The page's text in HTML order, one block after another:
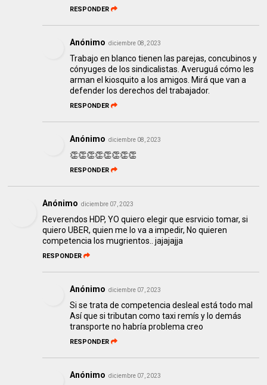
RESPONDER
Anónimo diciembre 08, 2023
Trabajo en blanco tienen las parejas, concubinos y
cónyuges de los sindicalistas. Averuguá cómo les
arman el kiosquito a los amigos. Mirá que van a
defender los derechos del trabajador.
RESPONDER
Anónimo diciembre 08, 2023
👏👏👏👏👏👏👏👏
RESPONDER
Anónimo diciembre 07, 2023
Reverendos HDP, YO quiero elegir que esrvicio tomar, si
quiero UBER, quien me lo va a impedir, No quieren
competencia los mugrientos.. jajajajja
RESPONDER
Anónimo diciembre 07, 2023
Si se trata de competencia desleal está todo mal
Así que si tributan como taxi remís y lo demás
transporte no habría problema creo
RESPONDER
Anónimo diciembre 07, 2023